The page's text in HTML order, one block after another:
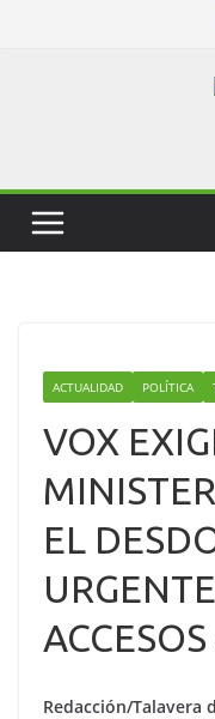
ACTUALIDAD POLÍTICA
VOX
EL
Redacción/Talavera